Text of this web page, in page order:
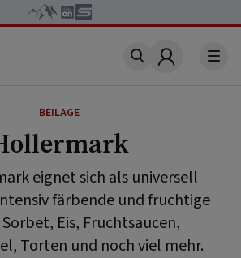
Account
BEILAGE
eignet sich als universell
färbende und fruchtige
Sorbet, Eis, Fruchtsaucen,
Torten und noch viel mehr.